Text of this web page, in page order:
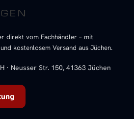
direkt vom Fachhändler – mit
kostenlosem Versand aus Jüchen.
· Neusser Str. 150, 41363 Jüchen